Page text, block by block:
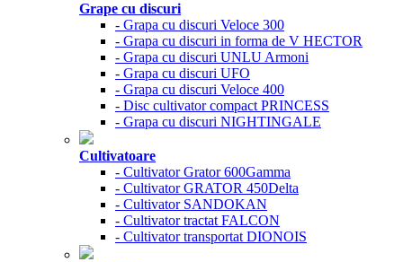
Grape cu discuri
- Grapa cu discuri Veloce 300
- Grapa cu discuri in forma de V HECTOR
- Grapa cu discuri UNLU Armoni
- Grapa cu discuri UFO
- Grapa cu discuri Veloce 400
- Disc cultivator compact PRINCESS
- Grapa cu discuri NIGHTINGALE
Cultivatoare
- Cultivator Grator 600Gamma
- Cultivator GRATOR 450Delta
- Cultivator SANDOKAN
- Cultivator tractat FALCON
- Cultivator transportat DIONOIS